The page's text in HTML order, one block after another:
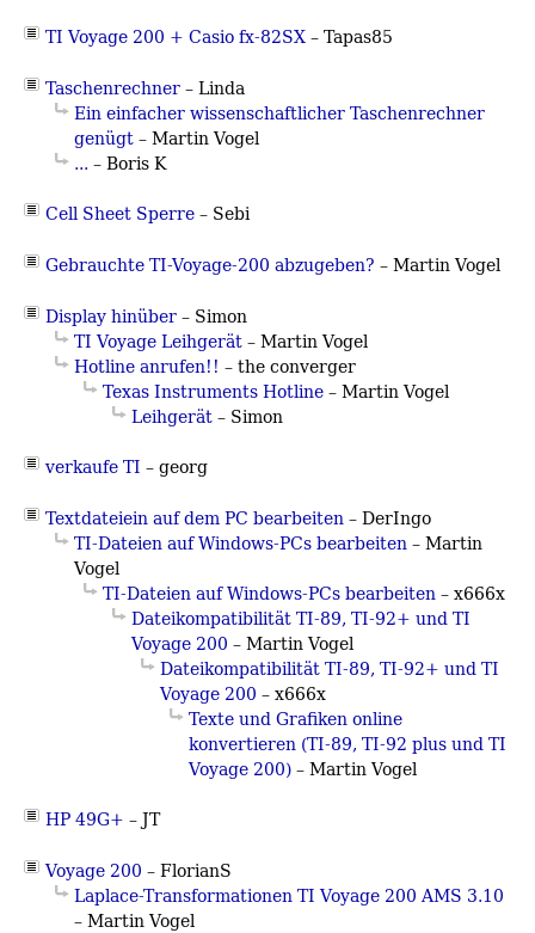
TI Voyage 200 + Casio fx-82SX– Tapas85
Taschenrechner– Linda
Ein einfacher wissenschaftlicher Taschenrechner
genügt–Martin Vogel
... – Boris K
Cell Sheet Sperre– Sebi
Gebrauchte TI-Voyage-200 abzugeben? –Martin Vogel
Display hinüber– Simon
TI Voyage Leihgerät–Martin Vogel
Hotline anrufen!! – the converger
Texas Instruments Hotline–Martin Vogel
Leihgerät– Simon
verkaufe TI – georg
Textdateiein auf dem PC bearbeiten– DerIngo
TI-Dateien auf Windows-PCs bearbeiten–Martin
Vogel
TI-Dateien auf Windows-PCs bearbeiten– x666x
Dateikompatibilität TI-89, TI-92+ und TI
Voyage 200 –Martin Vogel
Dateikompatibilität TI-89, TI-92+ und TI
Voyage 200 – x666x
Texte und Grafiken online
konvertieren (TI-89, TI-92 plus und TI
Voyage 200)–Martin Vogel
HP 49G+ – JT
Voyage 200 – FlorianS
Laplace-Transformationen TI Voyage 200 AMS 3.10
–Martin Vogel